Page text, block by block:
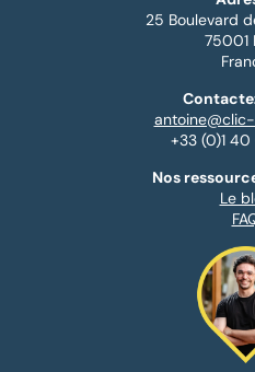
25 Boulevard
75001
+33 (0)1
Nos
Le